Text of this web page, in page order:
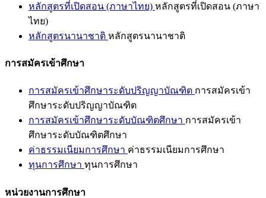
หลักสูตรที่เปิดสอน (ภาษาไทย) หลักสูตรที่เปิดสอน (ภาษา
ไทย)
หลักสูตรนานาชาติ หลักสูตรนานาชาติ
การสมัครเข้าศึกษา
การสมัครเข้าศึกษาระดับปริญญาบัณฑิต การสมัครเข้า
ศึกษาระดับปริญญาบัณฑิต
การสมัครเข้าศึกษาระดับบัณฑิตศึกษา การสมัครเข้า
ศึกษาระดับบัณฑิตศึกษา
ค่าธรรมเนียมการศึกษา ค่าธรรมเนียมการศึกษา
ทุนการศึกษา ทุนการศึกษา
หน่วยงานการศึกษา